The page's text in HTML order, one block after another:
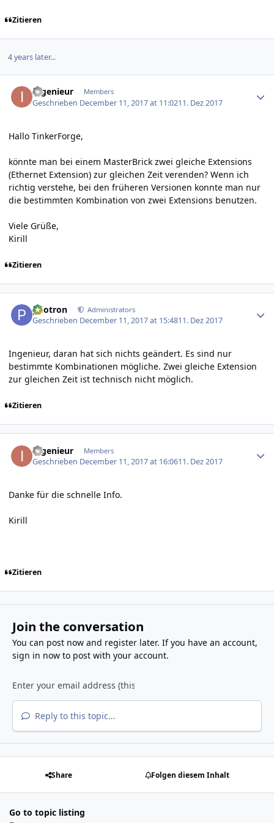
Zitieren
4 years later...
Ingenieur Members
Geschrieben December 11, 2017 at 11:0211. Dez 2017
Hallo TinkerForge,
könnte man bei einem MasterBrick zwei gleiche Extensions
(Ethernet Extension) zur gleichen Zeit verenden? Wenn ich
richtig verstehe, bei den früheren Versionen konnte man nur
die bestimmten Kombination von zwei Extensions benutzen.
Viele Grüße,
Kirill
Zitieren
photron Administrators
Geschrieben December 11, 2017 at 15:4811. Dez 2017
Ingenieur, daran hat sich nichts geändert. Es sind nur
bestimmte Kombinationen mögliche. Zwei gleiche Extension
zur gleichen Zeit ist technisch nicht möglich.
Zitieren
Ingenieur Members
Geschrieben December 11, 2017 at 16:0611. Dez 2017
Danke für die schnelle Info.
Kirill
Zitieren
Join the conversation
You can post now and register later. If you have an account,
sign in nowto post with your account.
Reply to this topic...
Share Folgen diesem Inhalt
Go to topic listing